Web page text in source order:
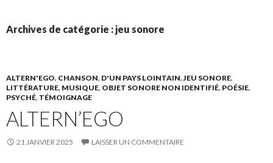
Archives de catégorie : jeu sonore
ALTERN'EGO, CHANSON, D'UN PAYS LOINTAIN, JEU SONORE,
LITTÉRATURE, MUSIQUE, OBJET SONORE NON IDENTIFIÉ, POÉSIE,
PSYCHÉ, TÉMOIGNAGE
ALTERN’EGO
21 JANVIER 2025 LAISSER UN COMMENTAIRE